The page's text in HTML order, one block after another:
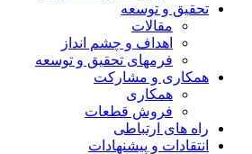
تحقيق و توسعه
مقالات
اهداف و چشم انداز
فرمهای تحقیق و توسعه
همکاری و مشارکت
همکاری
فروش قطعات
راه های ارتباطی
انتقادات و پيشنهادات